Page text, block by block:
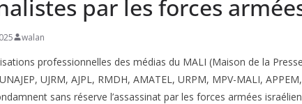
par les forces
walan
professionnelles des médias du MALI (Maison de la
UJRM, AJPL, RMDH, AMATEL, URPM, MPV-MALI,
sans réserve l’assassinat par les forces armées